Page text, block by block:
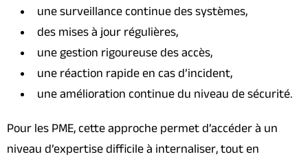
une surveillance continue des systèmes,
des mises à jour régulières,
une gestion rigoureuse des accès,
une réaction rapide en cas d’incident,
une amélioration continue du niveau de sécurité.
Pour les PME, cette approche permet d’accéder à un
niveau d’expertise difficile à internaliser, tout en